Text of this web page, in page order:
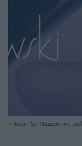
Autor: fb/ Muzeum im.